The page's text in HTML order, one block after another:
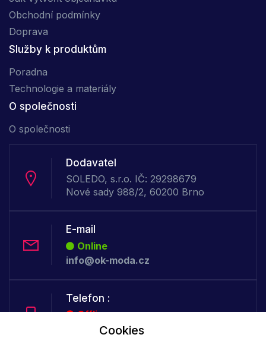
Obchodní podmínky
Doprava
Služby k produktům
Poradna
Technologie a materiály
O společnosti
O společnosti
Dodavatel
SOLEDO, s.r.o. IČ: 29298679
Nové sady 988/2, 60200 Brno
E-mail
Online
info@ok-moda.cz
Telefon :
Offline
+420 702 000 160
Cookies